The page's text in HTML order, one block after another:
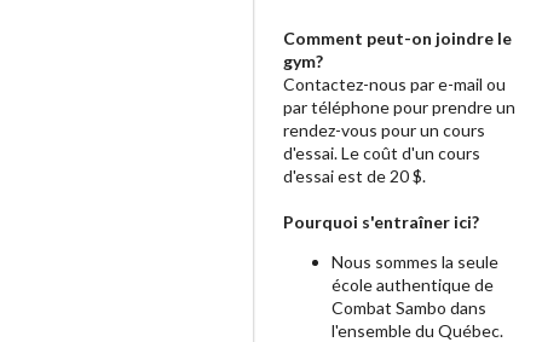
Comment peut-on joindre le
gym?
Contactez-nous par e-mail ou
par téléphone pour prendre un
rendez-vous pour un cours
d'essai. Le coût d'un cours
d'essai est de 20 $.
Pourquoi s'entraîner ici?
Nous sommes la seule
école authentique de
Combat Sambo dans
l'ensemble du Québec.